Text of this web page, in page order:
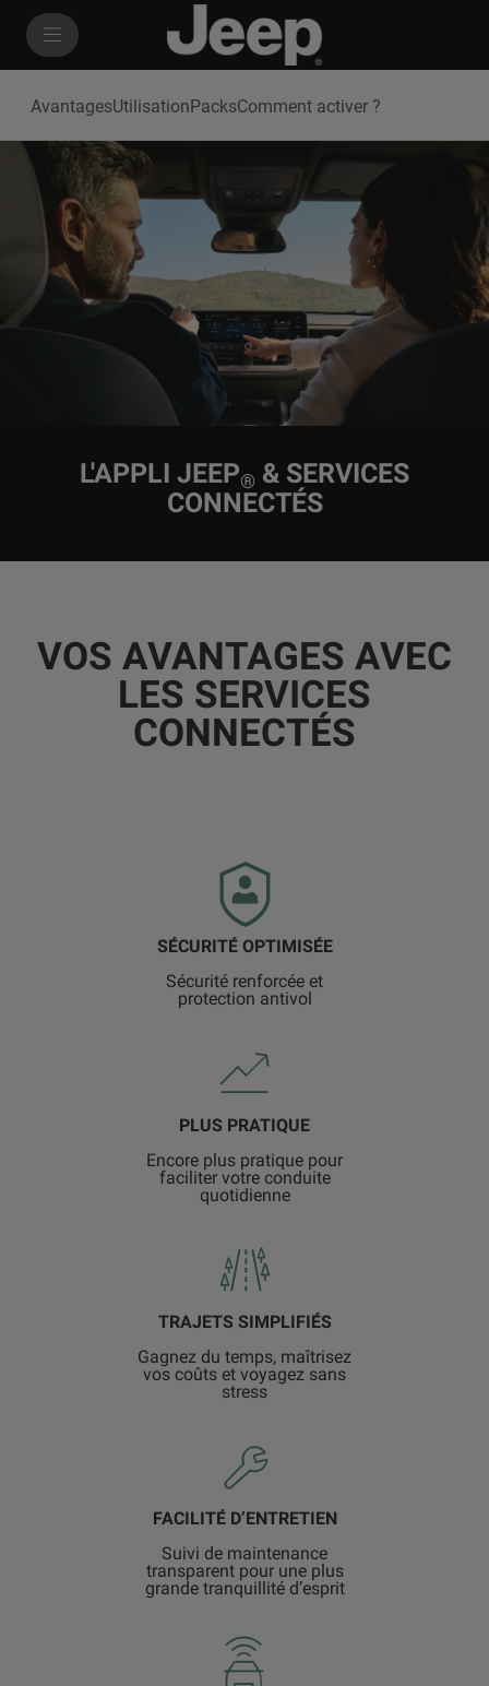
AvantagesUtilisationPacksComment activer ?
L'APPLI JEEP® & SERVICES
CONNECTÉS
VOS AVANTAGES AVEC
LES SERVICES
CONNECTÉS
SÉCURITÉ OPTIMISÉE
Sécurité renforcée et
protection antivol
PLUS PRATIQUE
Encore plus pratique pour
faciliter votre conduite
quotidienne
TRAJETS SIMPLIFIÉS
Gagnez du temps, maîtrisez
vos coûts et voyagez sans
stress
FACILITÉ D’ENTRETIEN
Suivi de maintenance
transparent pour une plus
grande tranquillité d’esprit